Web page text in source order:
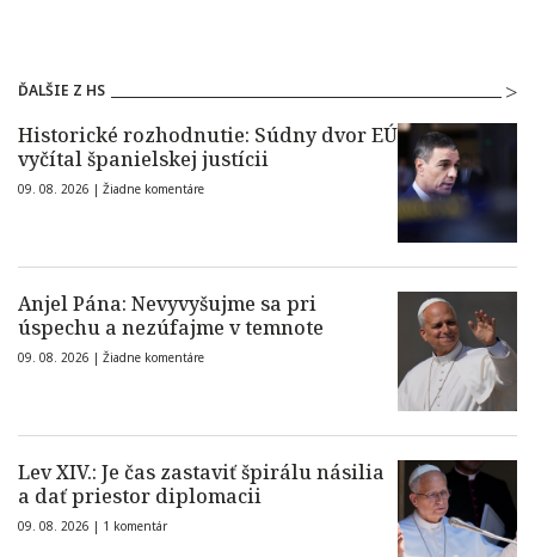
ĎALŠIE Z HS
Historické rozhodnutie: Súdny dvor EÚ
vyčítal španielskej justícii
09. 08. 2026 | Žiadne komentáre
Anjel Pána: Nevyvyšujme sa pri
úspechu a nezúfajme v temnote
09. 08. 2026 | Žiadne komentáre
Lev XIV.: Je čas zastaviť špirálu násilia
a dať priestor diplomacii
09. 08. 2026 | 1 komentár